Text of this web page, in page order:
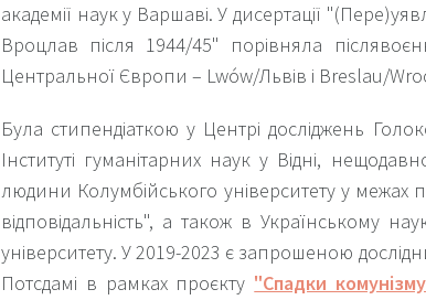
академії наук у Варшаві. У дисертації
Вроцлав після 1944/45" порівняла
Центральної Європи – Lwów/Львів і Breslau/
Була стипендіаткою у Центрі досліджень
Інституті гуманітарних наук у Відні,
людини Колумбійського університету у межах
відповідальність", а також в Українському
університету. У 2019-2023 є запрошеною
Потсдамі в рамках проєкту "Спадки